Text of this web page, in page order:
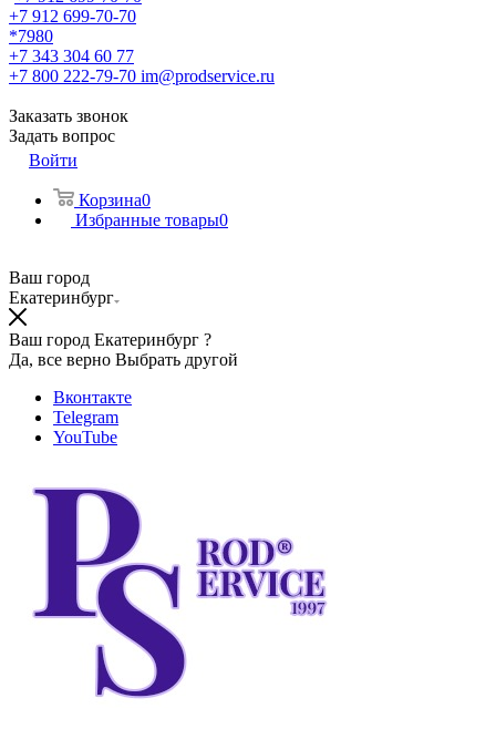
+7 912 699-70-70
*7980
+7 343 304 60 77
+7 800 222-79-70 im@prodservice.ru
Заказать звонок
Задать вопрос
Войти
Корзина0
Избранные товары0
Ваш город
Екатеринбург
Ваш город Екатеринбург ?
Да, все верно Выбрать другой
Вконтакте
Telegram
YouTube